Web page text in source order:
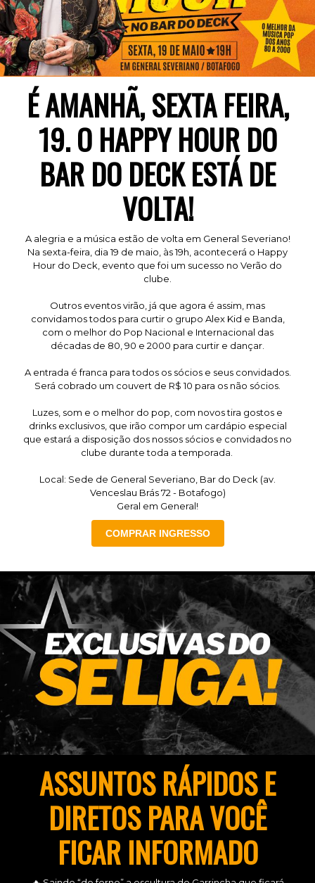
É AMANHÃ, SEXTA FEIRA,
19. O HAPPY HOUR DO
BAR DO DECK ESTÁ DE
VOLTA!
A alegria e a música estão de volta em General Severiano!
Na sexta-feira, dia 19 de maio, às 19h, acontecerá o Happy
Hour do Deck, evento que foi um sucesso no Verão do
clube.
Outros eventos virão, já que agora é assim, mas
convidamos todos para curtir o grupo Alex Kid e Banda,
com o melhor do Pop Nacional e Internacional das
décadas de 80, 90 e 2000 para curtir e dançar.
A entrada é franca para todos os sócios e seus convidados.
Será cobrado um couvert de R$ 10 para os não sócios.
Luzes, som e o melhor do pop, com novos tira gostos e
drinks exclusivos, que irão compor um cardápio especial
que estará a disposição dos nossos sócios e convidados no
clube durante toda a temporada.
Local: Sede de General Severiano, Bar do Deck (av.
Venceslau Brás 72 - Botafogo)
Geral em General!
COMPRAR INGRESSO
ASSUNTOS RÁPIDOS E
DIRETOS PARA VOCÊ
FICAR INFORMADO